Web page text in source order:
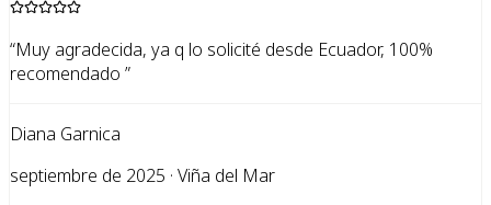
“Muy agradecida, ya q lo solicité desde Ecuador, 100%
recomendado ”
Diana Garnica
septiembre de 2025 · Viña del Mar